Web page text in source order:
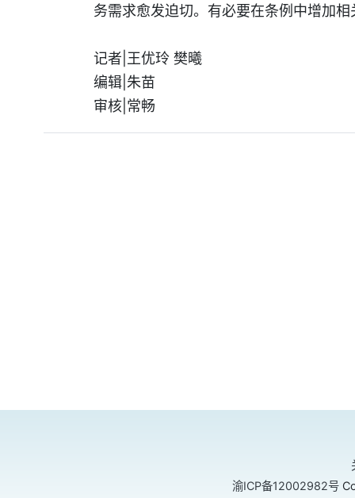
务需求愈发迫切。有必要在条例中增加
记者|王优玲 樊曦
编辑|朱苗
审核|常畅
渝ICP备12002982号